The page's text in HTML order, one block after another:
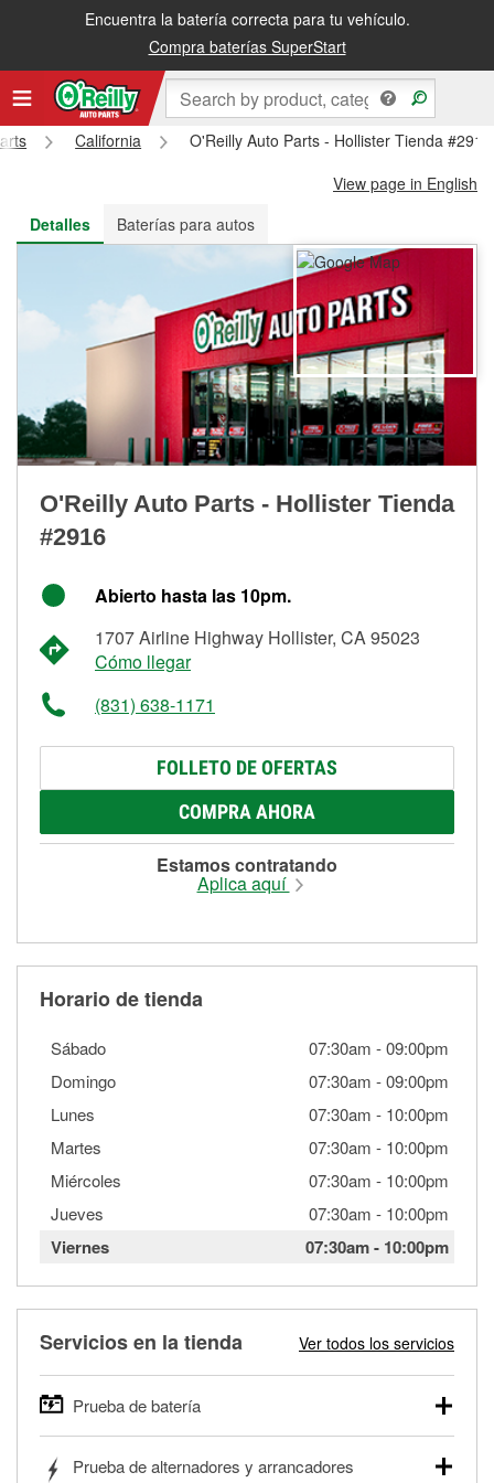
Encuentra la batería correcta para tu vehículo.
Compra baterías SuperStart
Recibe tu orden gratis al día siguiente o recógela en la tienda
California
O'Reilly Auto Parts - Hollister Tienda #2916
View page in English
Detalles
Baterías para autos
O'Reilly Auto Parts - Hollister Tienda
#2916
Abierto hasta las 10pm.
1707 Airline Highway Hollister, CA 95023
Cómo llegar
(831) 638-1171
FOLLETO DE OFERTAS
COMPRA AHORA
Estamos contratando
Aplica aquí
Horario de tienda
Sábado 07:30am -09:00pm
Domingo
07:30am -09:00pm
Lunes
07:30am - 10:00pm
Martes
07:30am - 10:00pm
Miércoles
07:30am - 10:00pm
Jueves
07:30am - 10:00pm
Viernes 07:30am- 10:00pm
Servicios en la tienda Ver todos los servicios
Prueba de batería
autos, camionetas, SUVs, vehículos comerciales y
Prueba de alternadores y arrancadores